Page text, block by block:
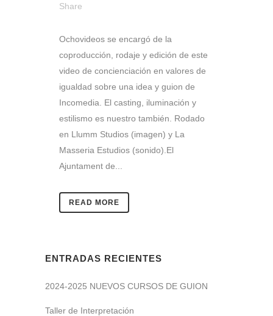
Share
Ochovideos se encargó de la
coproducción, rodaje y edición de este
video de concienciación en valores de
igualdad sobre una idea y guion de
Incomedia. El casting, iluminación y
estilismo es nuestro también. Rodado
en Llumm Studios (imagen) y La
Masseria Estudios (sonido).El
Ajuntament de...
READ MORE
ENTRADAS RECIENTES
2024-2025 NUEVOS CURSOS DE GUION
Taller de Interpretación